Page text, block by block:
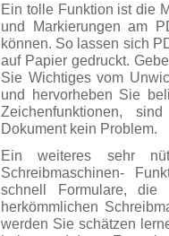
Ein tolle Funktion ist die
und Markierungen am
können. So lassen sich
auf Papier gedruckt.
Sie Wichtiges vom
und hervorheben Sie
Zeichenfunktionen,
Dokument kein Problem.
Ein weiteres sehr
Schreibmaschinen-
schnell Formulare,
herkömmlichen
werden Sie schätzen